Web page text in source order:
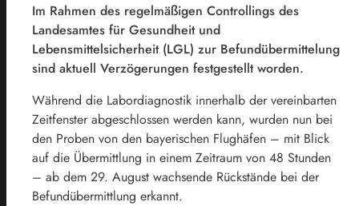
Im Rahmen des regelmäßigen Controllings des
Landesamtes für Gesundheit und
Lebensmittelsicherheit (LGL) zur Befundübermittelung
sind aktuell Verzögerungen festgestellt worden.
Während die Labordiagnostik innerhalb der vereinbarten
Zeitfenster abgeschlossen werden kann, wurden nun bei
den Proben von den bayerischen Flughäfen – mit Blick
auf die Übermittlung in einem Zeitraum von 48 Stunden
– ab dem 29. August wachsende Rückstände bei der
Befundübermittlung erkannt.